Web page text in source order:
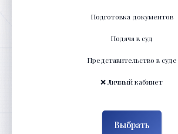
Подготовка документов
Подача в суд
Представительство в суде
❌ Личный кабинет
Выбрать